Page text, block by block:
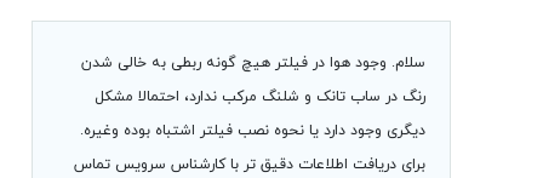
سلام. وجود هوا در فیلتر هیچ گونه ربطی به خالی شدن
رنگ در ساب تانک و شلنگ مرکب ندارد، احتمالا مشکل
دیگری وجود دارد یا نحوه نصب فیلتر اشتباه بوده وغیره.
برای دریافت اطلاعات دقیق تر با کارشناس سرویس تماس